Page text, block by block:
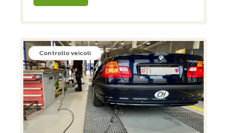
Controllo veicoli